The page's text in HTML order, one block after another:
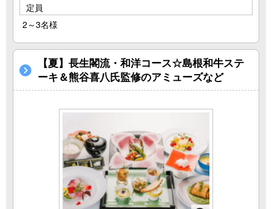
定員
2～3名様
【夏】長生閣流・和洋コース☆島根和牛ステ
ーキ＆熊谷喜八氏監修のアミューズなど